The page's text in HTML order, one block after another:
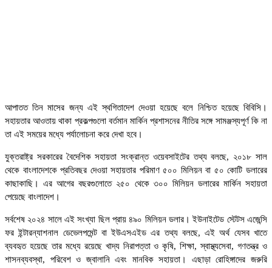
আপাতত তিন মাসের জন্য এই স্থগিতাদেশ দেওয়া হয়েছে বলে নিশ্চিত হয়েছে বিবিসি।
সহায়তার আওতায় থাকা প্রকল্পগুলো বর্তমান মার্কিন প্রশাসনের নীতির সঙ্গে সামঞ্জস্যপূর্ণ কি না
তা এই সময়ের মধ্যে পর্যালোচনা করে দেখা হবে।
যুক্তরাষ্ট্র সরকারের বৈদেশিক সহায়তা সংক্রান্ত ওয়েবসাইটের তথ্য বলছে, ২০১৮ সাল
থেকে বাংলাদেশকে প্রতিবছর দেওয়া সহায়তার পরিমাণ ৫০০ মিলিয়ন বা ৫০ কোটি ডলারের
কাছাকাছি। এর আগের বছরগুলোতে ২৫০ থেকে ৩০০ মিলিয়ন ডলারের মার্কিন সহায়তা
পেয়েছে বাংলাদেশ।
সর্বশেষ ২০২৪ সালে এই সংখ্যা ছিল প্রায় ৪৯০ মিলিয়ন ডলার। ইউনাইটেড স্টেটস এজেন্সি
ফর ইন্টারন্যাশনাল ডেভেলপমেন্ট বা ইউএসএইড এর তথ্য বলছে, এই অর্থ যেসব খাতে
ব্যবহৃত হয়েছে তার মধ্যে রয়েছে খাদ্য নিরাপত্তা ও কৃষি, শিক্ষা, স্বাস্থ্যসেবা, গণতন্ত্র ও
শাসনব্যবস্থা, পরিবেশ ও জ্বালানি এবং মানবিক সহায়তা। এছাড়া রোহিঙ্গাদের জরুরি